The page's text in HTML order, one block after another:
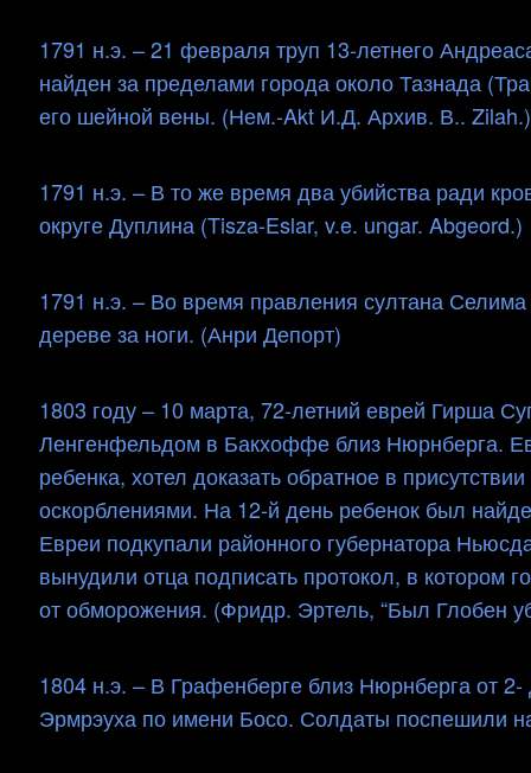
1791 н.э. – 21 февраля труп 13-летнего
найден за пределами города около Тазнада
его шейной вены. (Нем.-Akt И.Д. Архив. В.. Zilah.)
1791 н.э. – В то же время два убийства ради
округе Дуплина (Tisza-Eslar, v.e. ungar. Abgeord.)
1791 н.э. – Во время правления султана
дереве за ноги. (Анри Депорт)
1803 году – 10 марта, 72-летний еврей Гирша
Ленгенфельдом в Бакхоффе близ Нюрнберга.
ребенка, хотел доказать обратное в
оскорблениями. На 12-й день ребенок был
Евреи подкупали районного губернатора
вынудили отца подписать протокол, в
от обморожения. (Фридр. Эртель, “Был Глобен
1804 н.э. – В Графенберге близ Нюрнберга от
Эрмрэуха по имени Босо. Солдаты поспешили